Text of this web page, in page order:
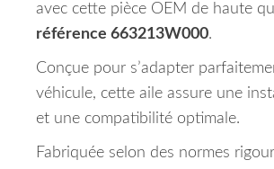
avec cette pièce OEM de haute
référence 663213W000.
Conçue pour s’adapter
véhicule, cette aile assure une
et une compatibilité optimale.
Fabriquée selon des normes